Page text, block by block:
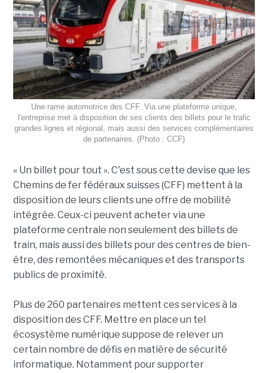
Une rame automotrice des CFF. Via une plateforme unique,
l'entreprise met à disposition de ses clients des billets pour le trafic
grandes lignes et régional, mais aussi des services complémentaires
de partenaires. (Photo : CCF)
« Un billet pour tout ». C'est sous cette devise que les
Chemins de fer fédéraux suisses (CFF) mettent à la
disposition de leurs clients une offre de mobilité
intégrée. Ceux-ci peuvent acheter via une
plateforme centrale non seulement des billets de
train, mais aussi des billets pour des centres de bien-
être, des remontées mécaniques et des transports
publics de proximité.
Plus de 260 partenaires mettent ces services à la
disposition des CFF. Mettre en place un tel
écosystème numérique suppose de relever un
certain nombre de défis en matière de sécurité
informatique. Notamment pour supporter